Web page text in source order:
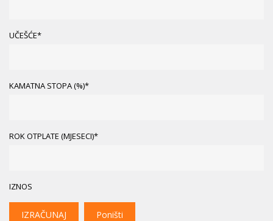
UČEŠĆE*
KAMATNA STOPA (%)*
ROK OTPLATE (MJESECI)*
IZNOS
IZRAČUNAJ Poništi